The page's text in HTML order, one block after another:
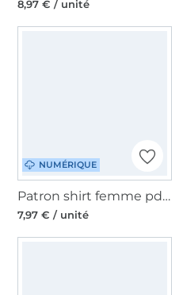
8,97 € / unité
NUMÉRIQUE
Patron shirt femme pdf Studio Schnittreif Mme Tessa, en français
7,97 € / unité